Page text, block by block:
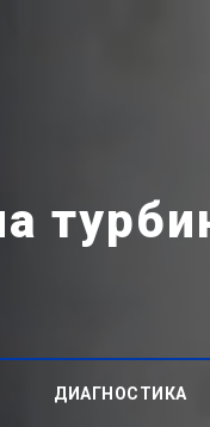
ДИАГНОСТИКА